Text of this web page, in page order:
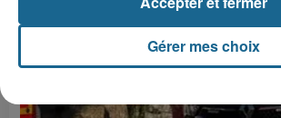
Gérer mes choix